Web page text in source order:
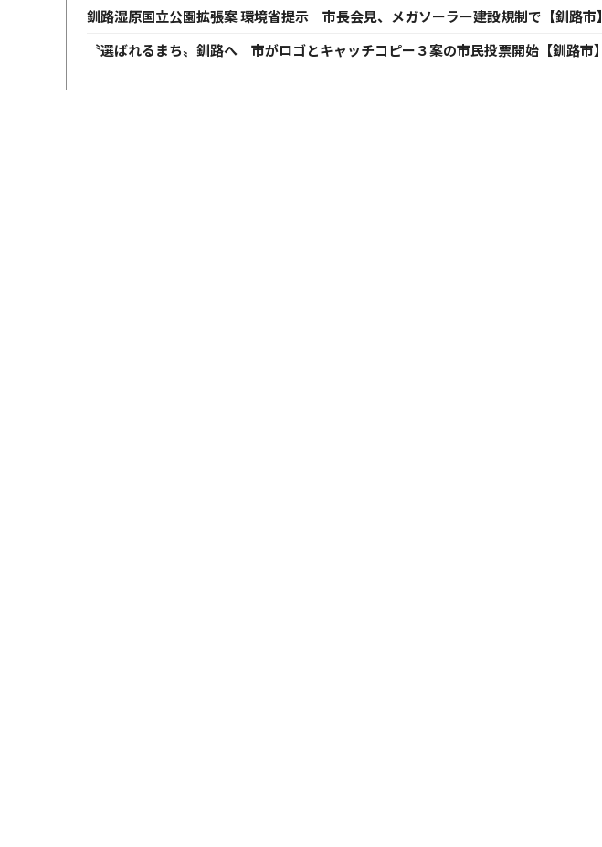
釧路湿原国立公園拡張案 環境省提示 市長会見、メガソーラー建設規制で【釧路市】
〝選ばれるまち〟釧路へ 市がロゴとキャッチコピー３案の市民投票開始【釧路市】